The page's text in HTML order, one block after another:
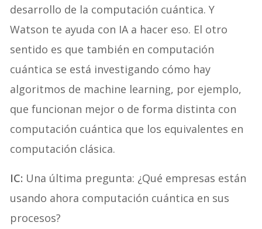
desarrollo de la computación cuántica. Y
Watson te ayuda con IA a hacer eso. El otro
sentido es que también en computación
cuántica se está investigando cómo hay
algoritmos de machine learning, por ejemplo,
que funcionan mejor o de forma distinta con
computación cuántica que los equivalentes en
computación clásica.
IC: Una última pregunta: ¿Qué empresas están
usando ahora computación cuántica en sus
procesos?